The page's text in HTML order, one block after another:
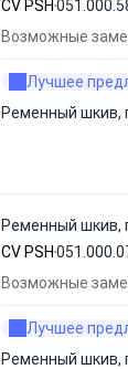
CV PSH
Возможные
Лучшее
Ременный шкив,
Ременный шкив,
CV PSH
Возможные
Лучшее
Ременный шкив,